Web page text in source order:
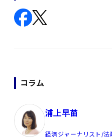
コラム
浦上早苗
経済ジャーナリスト/